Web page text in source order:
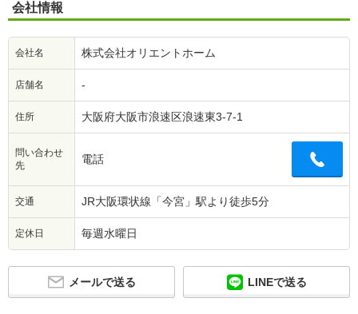
会社情報
会社名 株式会社オリエントホーム
店舗名 -
住所 大阪府大阪市浪速区浪速東3-7-1
問い合わせ
先
電話
交通 JR大阪環状線「今宮」駅より徒歩5分
定休日 毎週水曜日
メールで送る LINEで送る